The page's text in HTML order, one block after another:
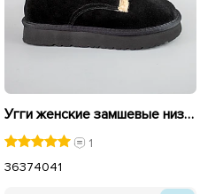
Угги женские замшевые низкие на меху 593399 Черные
1
36374041